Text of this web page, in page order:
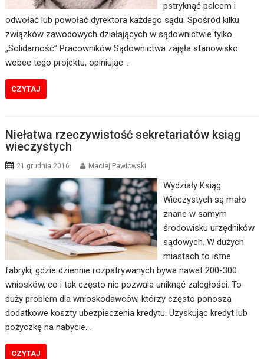
pstryknąć palcem i
odwołać lub powołać dyrektora każdego sądu. Spośród kilku
związków zawodowych działających w sądownictwie tylko
„Solidarność” Pracowników Sądownictwa zajęła stanowisko
wobec tego projektu, opiniując…
CZYTAJ
Niełatwa rzeczywistość sekretariatów ksiąg
wieczystych
21 grudnia 2016 Maciej Pawłowski
Wydziały Ksiąg
Wieczystych są mało
znane w samym
środowisku urzędników
sądowych. W dużych
miastach to istne
fabryki, gdzie dziennie rozpatrywanych bywa nawet 200-300
wniosków, co i tak często nie pozwala uniknąć zaległości. To
duży problem dla wnioskodawców, którzy często ponoszą
dodatkowe koszty ubezpieczenia kredytu. Uzyskując kredyt lub
pożyczkę na nabycie…
CZYTAJ